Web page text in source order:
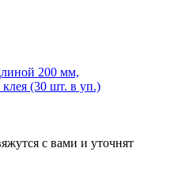
200 мм,
клея (30 шт. в уп.)
с вами и уточнят